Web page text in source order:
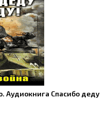
Аудиокнига Спасибо деду